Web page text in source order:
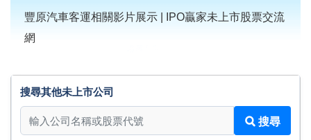
豐原汽車客運相關影片展示 | IPO贏家未上市股票交流
網
搜尋其他未上市公司
搜尋其他未上市公司
搜尋